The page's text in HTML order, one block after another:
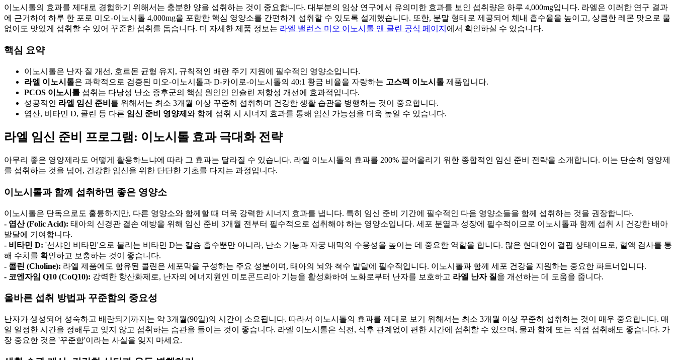
이노시톨의 효과를 제대로 경험하기 위해서는 충분한 양을 섭취하는 것이 중요합니다. 대부분의 임상 연구에서 유의미한 효과를 보인 섭취량은 하루 4,000mg입니다. 라엘은 이러한 연구 결과
에 근거하여 하루 한 포로 미오-이노시톨 4,000mg을 포함한 핵심 영양소를 간편하게 섭취할 수 있도록 설계했습니다. 또한, 분말 형태로 제공되어 체내 흡수율을 높이고, 상큼한 레몬 맛으로 물
없이도 맛있게 섭취할 수 있어 꾸준한 섭취를 돕습니다. 더 자세한 제품 정보는 라엘 밸런스 미오 이노시톨 앤 콜린 공식 페이지 에서 확인하실 수 있습니다.
핵심 요약
이노시톨은 난자 질 개선, 호르몬 균형 유지, 규칙적인 배란 주기 지원에 필수적인 영양소입니다.
라엘 이노시톨은 과학적으로 검증된 미오-이노시톨과 D-카이로-이노시톨의 40:1 황금 비율을 자랑하는 고스펙 이노시톨 제품입니다.
PCOS 이노시톨 섭취는 다낭성 난소 증후군의 핵심 원인인 인슐린 저항성 개선에 효과적입니다.
성공적인 라엘 임신 준비 를 위해서는 최소 3개월 이상 꾸준히 섭취하며 건강한 생활 습관을 병행하는 것이 중요합니다.
엽산, 비타민 D, 콜린 등 다른 임신 준비 영양제 와 함께 섭취 시 시너지 효과를 통해 임신 가능성을 더욱 높일 수 있습니다.
라엘 임신 준비 프로그램: 이노시톨 효과 극대화 전략
아무리 좋은 영양제라도 어떻게 활용하느냐에 따라 그 효과는 달라질 수 있습니다. 라엘 이노시톨의 효과를 200% 끌어올리기 위한 종합적인 임신 준비 전략을 소개합니다. 이는 단순히 영양제
를 섭취하는 것을 넘어, 건강한 임신을 위한 단단한 기초를 다지는 과정입니다.
이노시톨과 함께 섭취하면 좋은 영양소
이노시톨은 단독으로도 훌륭하지만, 다른 영양소와 함께할 때 더욱 강력한 시너지 효과를 냅니다. 특히 임신 준비 기간에 필수적인 다음 영양소들을 함께 섭취하는 것을 권장합니다.
- 엽산 (Folic Acid): 태아의 신경관 결손 예방을 위해 임신 준비 3개월 전부터 필수적으로 섭취해야 하는 영양소입니다. 세포 분열과 성장에 필수적이므로 이노시톨과 함께 섭취 시 건강한 배아
발달에 기여합니다.
- 비타민 D: '선샤인 비타민'으로 불리는 비타민 D는 칼슘 흡수뿐만 아니라, 난소 기능과 자궁 내막의 수용성을 높이는 데 중요한 역할을 합니다. 많은 현대인이 결핍 상태이므로, 혈액 검사를 통
해 수치를 확인하고 보충하는 것이 좋습니다.
- 콜린 (Choline): 라엘 제품에도 함유된 콜린은 세포막을 구성하는 주요 성분이며, 태아의 뇌와 척수 발달에 필수적입니다. 이노시톨과 함께 세포 건강을 지원하는 중요한 파트너입니다.
- 코엔자임 Q10 (CoQ10): 강력한 항산화제로, 난자의 에너지원인 미토콘드리아 기능을 활성화하여 노화로부터 난자를 보호하고 라엘 난자 질 을 개선하는 데 도움을 줍니다.
올바른 섭취 방법과 꾸준함의 중요성
난자가 생성되어 성숙하고 배란되기까지는 약 3개월(90일)의 시간이 소요됩니다. 따라서 이노시톨의 효과를 제대로 보기 위해서는 최소 3개월 이상 꾸준히 섭취하는 것이 매우 중요합니다. 매
일 일정한 시간을 정해두고 잊지 않고 섭취하는 습관을 들이는 것이 좋습니다. 라엘 이노시톨은 식전, 식후 관계없이 편한 시간에 섭취할 수 있으며, 물과 함께 또는 직접 섭취해도 좋습니다. 가
장 중요한 것은 '꾸준함'이라는 사실을 잊지 마세요.